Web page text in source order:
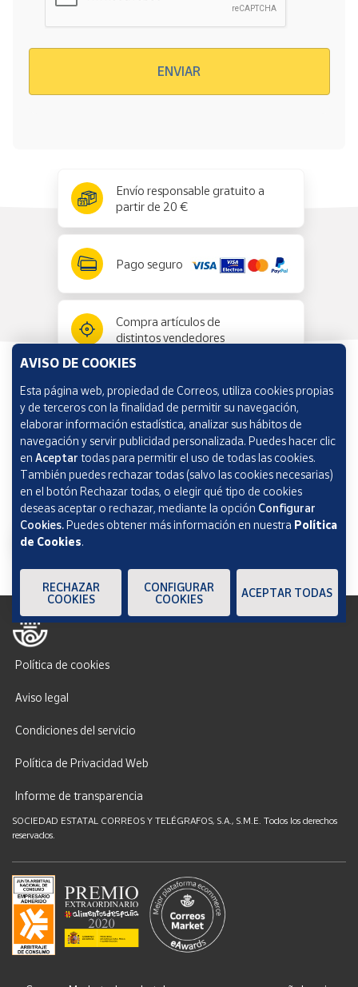
ENVIAR
Envío responsable gratuito a
partir de 20 €
Pago seguro
Compra artículos de
distintos vendedores
Información y ayuda
Correos Market
Política de cookies
Aviso legal
Condiciones del servicio
Política de Privacidad Web
Informe de transparencia
SOCIEDAD ESTATAL CORREOS Y TELÉGRAFOS, S.A., S.M.E. Todos los derechos
reservados.
AVISO DE COOKIES
Esta página web, propiedad de Correos, utiliza cookies propias
y de terceros con la finalidad de permitir su navegación,
elaborar información estadística, analizar sus hábitos de
navegación y servir publicidad personalizada. Puedes hacer clic
en Aceptar todas para permitir el uso de todas las cookies.
También puedes rechazar todas (salvo las cookies necesarias)
en el botón Rechazar todas, o elegir qué tipo de cookies
deseas aceptar o rechazar, mediante la opción Configurar
Cookies.Puedes obtener más información en nuestra Política
de Cookies.
RECHAZAR
COOKIES
CONFIGURAR
COOKIES
ACEPTAR TODAS